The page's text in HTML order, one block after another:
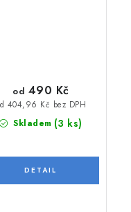
Skladem (3 ks)
404,96 Kč bez DPH
od 490 Kč